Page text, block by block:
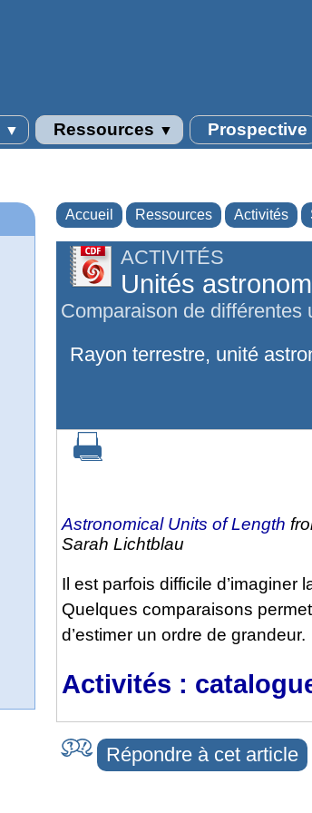
▼ Ressources ▼ Prospective
Accueil Ressources Activités
ACTIVITÉS
Unités
Comparaison de différentes
Rayon terrestre, unité
Astronomical Units of Length
Sarah Lichtblau
Il est parfois difficile d’imaginer
Quelques comparaisons
d’estimer un ordre de grandeur.
Activités :
Répondre à cet article